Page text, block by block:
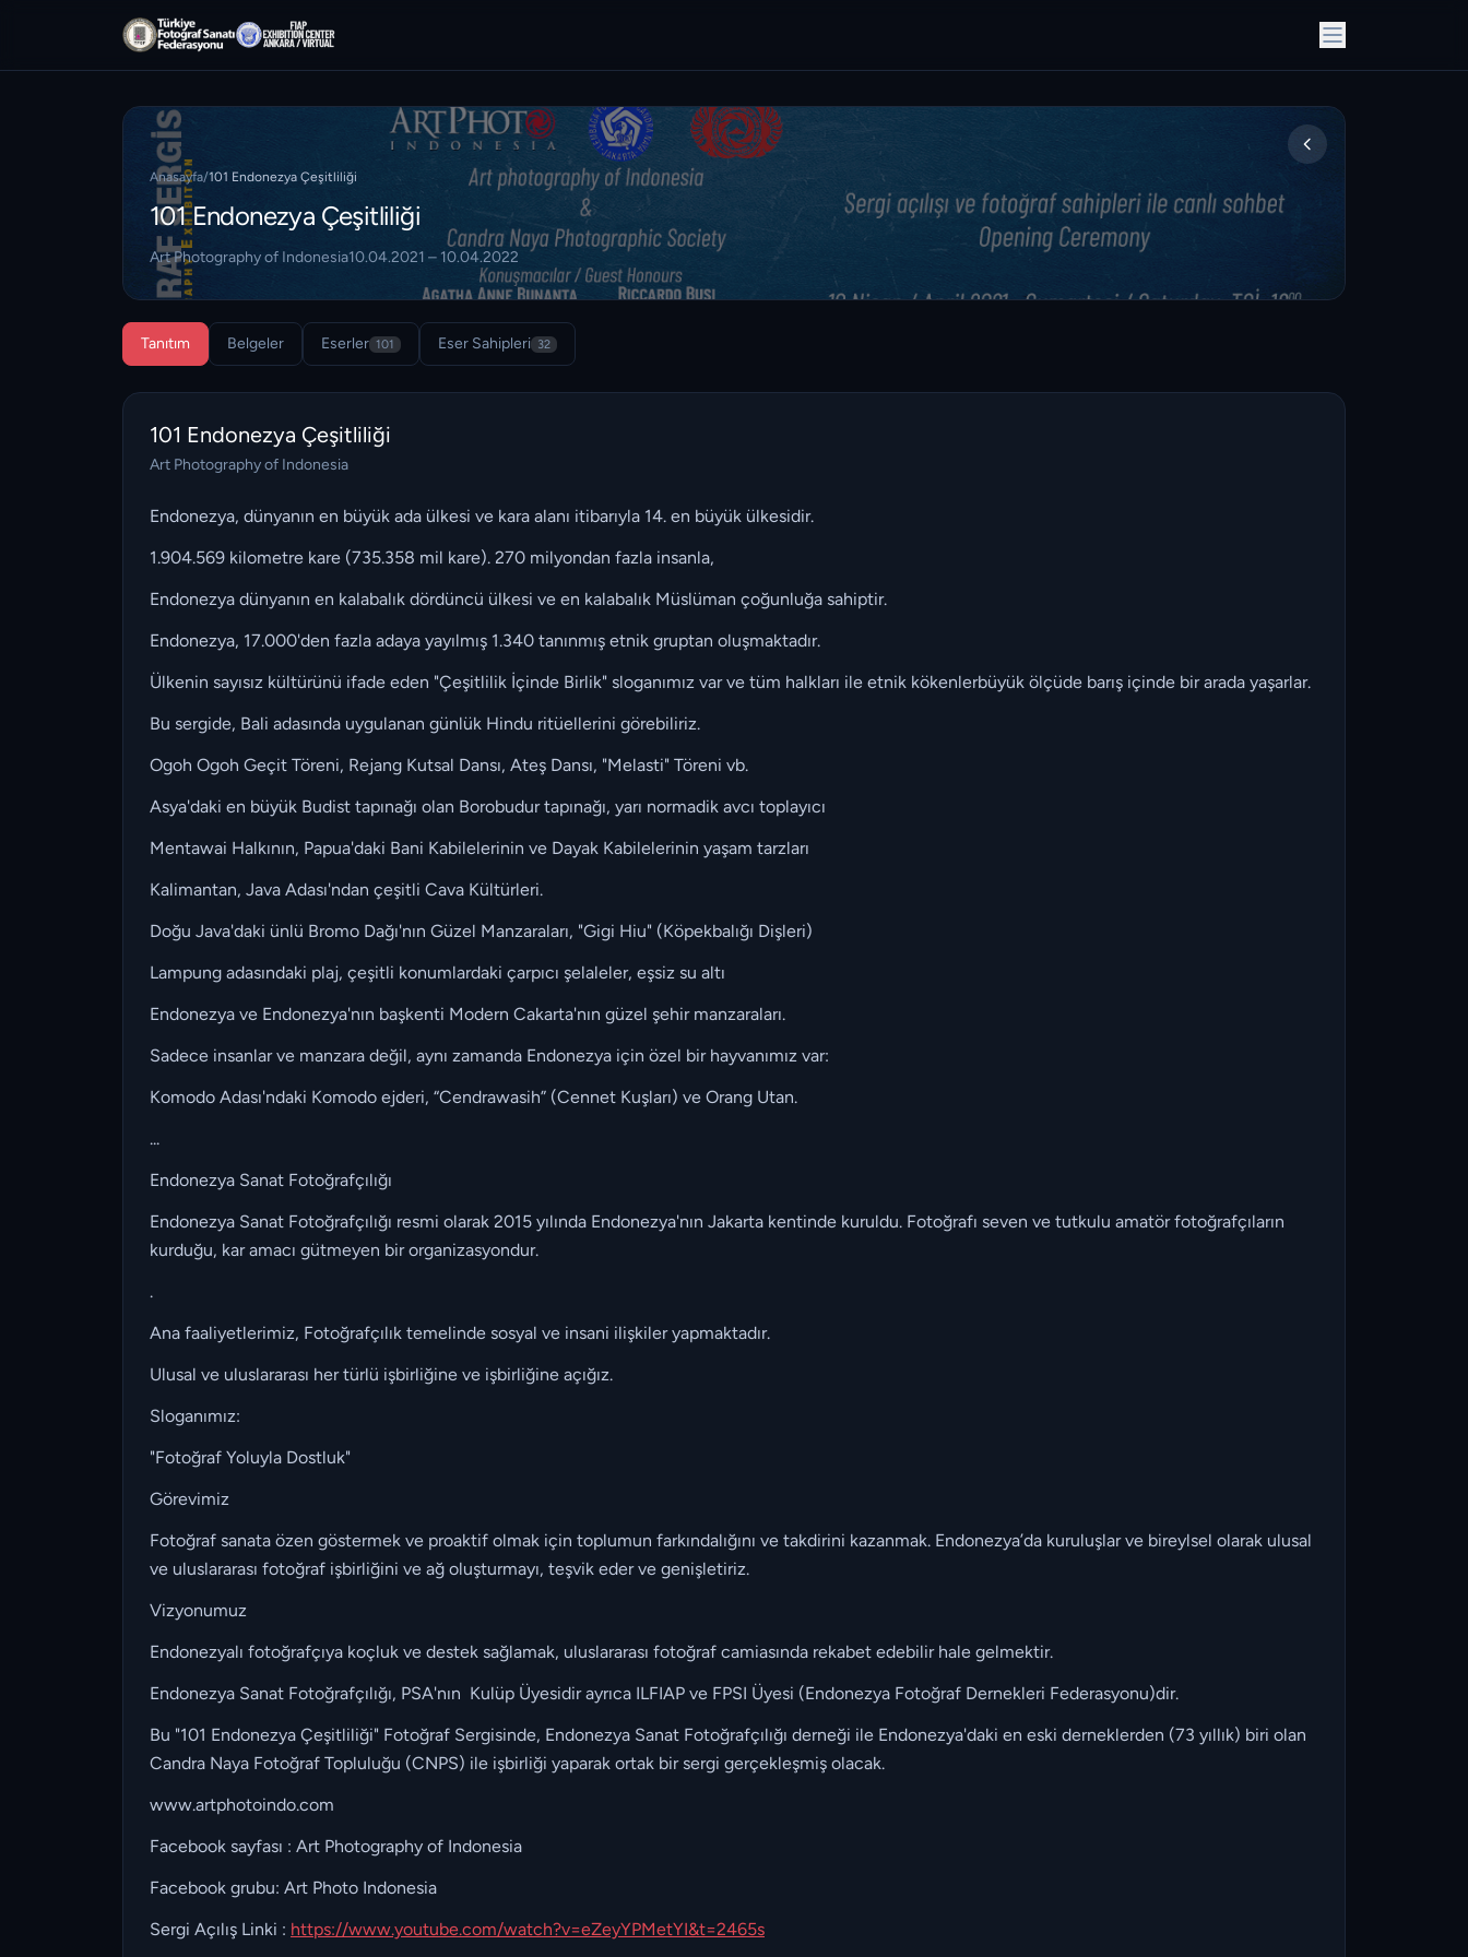
Anasayfa/101 Endonezya Çeşitliliği
101 Endonezya Çeşitliliği
Art Photography of Indonesia10.04.2021 – 10.04.2022
Tanıtım Belgeler Eserler 101 Eser Sahipleri 32
101 Endonezya Çeşitliliği
Art Photography of Indonesia
Endonezya, dünyanın en büyük ada ülkesi ve kara alanı itibarıyla 14. en büyük ülkesidir.
1.904.569 kilometre kare (735.358 mil kare). 270 milyondan fazla insanla,
Endonezya dünyanın en kalabalık dördüncü ülkesi ve en kalabalık Müslüman çoğunluğa sahiptir.
Endonezya, 17.000'den fazla adaya yayılmış 1.340 tanınmış etnik gruptan oluşmaktadır.
Ülkenin sayısız kültürünü ifade eden "Çeşitlilik İçinde Birlik" sloganımız var ve tüm halkları ile etnik kökenlerbüyük ölçüde barış içinde bir arada yaşarlar.
Bu sergide, Bali adasında uygulanan günlük Hindu ritüellerini görebiliriz.
Ogoh Ogoh Geçit Töreni, Rejang Kutsal Dansı, Ateş Dansı, "Melasti" Töreni vb.
Asya'daki en büyük Budist tapınağı olan Borobudur tapınağı, yarı normadik avcı toplayıcı
Mentawai Halkının, Papua'daki Bani Kabilelerinin ve Dayak Kabilelerinin yaşam tarzları
Kalimantan, Java Adası'ndan çeşitli Cava Kültürleri.
Doğu Java'daki ünlü Bromo Dağı'nın Güzel Manzaraları, "Gigi Hiu" (Köpekbalığı Dişleri)
Lampung adasındaki plaj, çeşitli konumlardaki çarpıcı şelaleler, eşsiz su altı
Endonezya ve Endonezya'nın başkenti Modern Cakarta'nın güzel şehir manzaraları.
Sadece insanlar ve manzara değil, aynı zamanda Endonezya için özel bir hayvanımız var:
Komodo Adası'ndaki Komodo ejderi, “Cendrawasih” (Cennet Kuşları) ve Orang Utan.
...
Endonezya Sanat Fotoğrafçılığı
Endonezya Sanat Fotoğrafçılığı resmi olarak 2015 yılında Endonezya'nın Jakarta kentinde kuruldu. Fotoğrafı seven ve tutkulu amatör fotoğrafçıların
kurduğu, kar amacı gütmeyen bir organizasyondur.
.
Ana faaliyetlerimiz, Fotoğrafçılık temelinde sosyal ve insani ilişkiler yapmaktadır.
Ulusal ve uluslararası her türlü işbirliğine ve işbirliğine açığız.
Sloganımız:
"Fotoğraf Yoluyla Dostluk"
Görevimiz
Fotoğraf sanata özen göstermek ve proaktif olmak için toplumun farkındalığını ve takdirini kazanmak. Endonezya’da kuruluşlar ve bireylsel olarak ulusal
ve uluslararası fotoğraf işbirliğini ve ağ oluşturmayı, teşvik eder ve genişletiriz.
Vizyonumuz
Endonezyalı fotoğrafçıya koçluk ve destek sağlamak, uluslararası fotoğraf camiasında rekabet edebilir hale gelmektir.
Endonezya Sanat Fotoğrafçılığı, PSA'nın Kulüp Üyesidir ayrıca ILFIAP ve FPSI Üyesi (Endonezya Fotoğraf Dernekleri Federasyonu)dir.
Bu "101 Endonezya Çeşitliliği" Fotoğraf Sergisinde, Endonezya Sanat Fotoğrafçılığı derneği ile Endonezya'daki en eski derneklerden (73 yıllık) biri olan
Candra Naya Fotoğraf Topluluğu (CNPS) ile işbirliği yaparak ortak bir sergi gerçekleşmiş olacak.
www.artphotoindo.com
Facebook sayfası : Art Photography of Indonesia
Facebook grubu: Art Photo Indonesia
Sergi Açılış Linki : https://www.youtube.com/watch?v=eZeyYPMetYI&t=2465s